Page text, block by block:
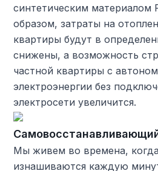
синтетическим материалом
образом, затраты на
квартиры будут в
снижены, а возможность
частной квартиры с
электроэнергии без
электросети увеличится.
Мы живем во времена,
изнашиваются каждую